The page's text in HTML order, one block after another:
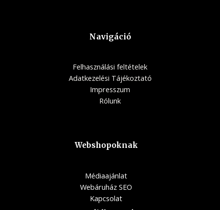
Navigáció
Felhasználási feltételek
Adatkezelési Tájékoztató
Impresszum
Rólunk
Webshopoknak
Médiaajánlat
Webáruház SEO
Kapcsolat